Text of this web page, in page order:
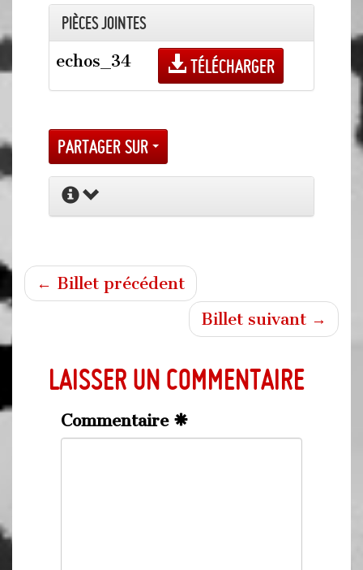
Pièces jointes
echos_34
Télécharger
Partager sur
← Billet précédent
Billet suivant →
Laisser un commentaire
Commentaire